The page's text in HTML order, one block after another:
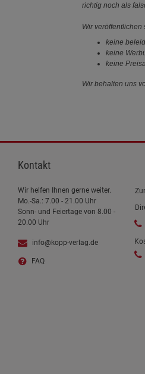
richtig noch als
Wir
keine
keine
keine
Wir behalten uns
Kontakt
Wir helfen Ihnen gerne weiter.
Mo.-Sa.: 7.00 - 21.00 Uhr
Sonn- und Feiertage von 8.00 -
20.00 Uhr
info@kopp-verlag.de
FAQ